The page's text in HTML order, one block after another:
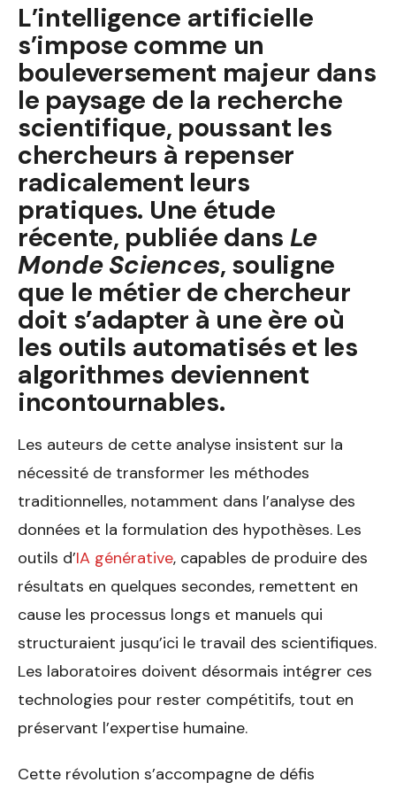
L’intelligence artificielle
s’impose comme un
bouleversement majeur dans
le paysage de la recherche
scientifique, poussant les
chercheurs à repenser
radicalement leurs
pratiques. Une étude
récente, publiée dans Le
Monde Sciences, souligne
que le métier de chercheur
doit s’adapter à une ère où
les outils automatisés et les
algorithmes deviennent
incontournables.
Les auteurs de cette analyse insistent sur la
nécessité de transformer les méthodes
traditionnelles, notamment dans l’analyse des
données et la formulation des hypothèses. Les
outils d’IA générative, capables de produire des
résultats en quelques secondes, remettent en
cause les processus longs et manuels qui
structuraient jusqu’ici le travail des scientifiques.
Les laboratoires doivent désormais intégrer ces
technologies pour rester compétitifs, tout en
préservant l’expertise humaine.
Cette révolution s’accompagne de défis